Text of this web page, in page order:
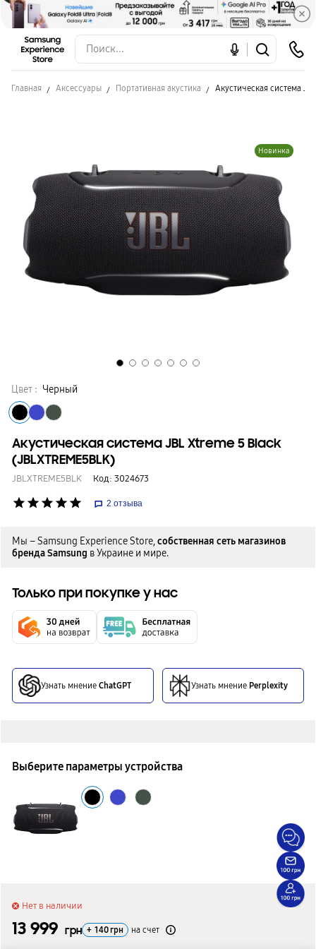
Главная Аксессуары Портативная акустика Акустическая система
Новинка
Цвет : Черный
Акустическая система JBL Xtreme 5 Black
(JBLXTREME5BLK)
JBLXTREME5BLK Код: 3024673
star star star star star 2 отзыва
Мы – Samsung Experience Store,собственная сеть магазинов
бренда Samsung в Украине и мире.
Только при покупке у нас
Узнать мнение ChatGPT Узнать мнение Perplexity
Выберите параметры устройства
Нет в наличии
13 999 грн + 140 грн на счет